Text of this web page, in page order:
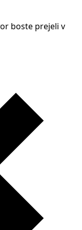
boste prejeli v